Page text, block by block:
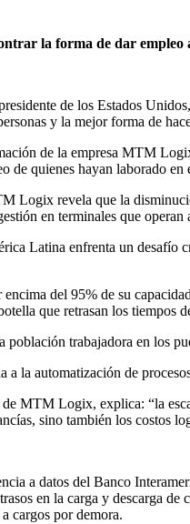
la forma de dar empleo
de los Estados
y la mejor forma de
de la empresa MTM
de quienes hayan laborado
Logix revela que la
en terminales que operan
Latina enfrenta un desafío
del 95% de su
que retrasan los tiempos
trabajadora en los
a la automatización de
MTM Logix, explica: “la
sino también los costos
a datos del Banco
en la carga y descarga
cargos por demora.